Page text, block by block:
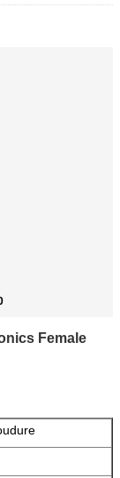
Female